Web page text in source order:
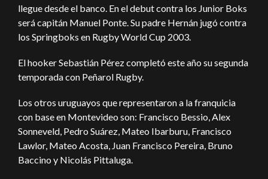
llegue desde el banco. En el debut contra los Junior Boks
será capitán Manuel Ponte. Su padre Hernán jugó contra
los Springboks en Rugby World Cup 2003.
El hooker Sebastián Pérez completó este año su segunda
temporada con Peñarol Rugby.
Los otros uruguayos que representaron a la franquicia
con base en Montevideo son: Francisco Bessio, Alex
Sonneveld, Pedro Suárez, Mateo Ibarburu, Francisco
Lawlor, Mateo Acosta, Juan Francisco Pereira, Bruno
Baccino y Nicolás Pittaluga.